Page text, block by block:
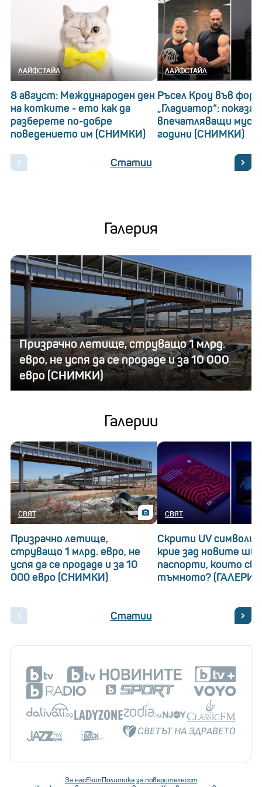
ЛАЙФСТАЙЛ
8 август: Международен ден
на котките - ето как да
разберете по-добре
поведението им (СНИМКИ)
ЛАЙФСТАЙЛ
Ръсел Кроу във
„Гладиатор“: показа
впечатляващи
години (СНИМКИ)
Статии
Галерия
Призрачно летище, струващо 1 млрд.
евро, не успя да се продаде и за 10 000
евро (СНИМКИ)
Галерии
СВЯТ
Призрачно летище,
струващо 1 млрд. евро, не
успя да се продаде и за 10
000 евро (СНИМКИ)
СВЯТ
Скрити UV символи:
крие зад новите
паспорти, които
тъмното?
Статии
За насЕкипПолитика за поверителност